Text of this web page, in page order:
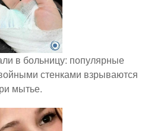
в больницу: популярные
стенками взрываются
мытье.